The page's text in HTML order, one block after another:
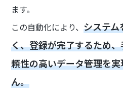
ます。
この自動化により、システム
く、登録が完了するため
頼性の高いデータ管理を
ん。